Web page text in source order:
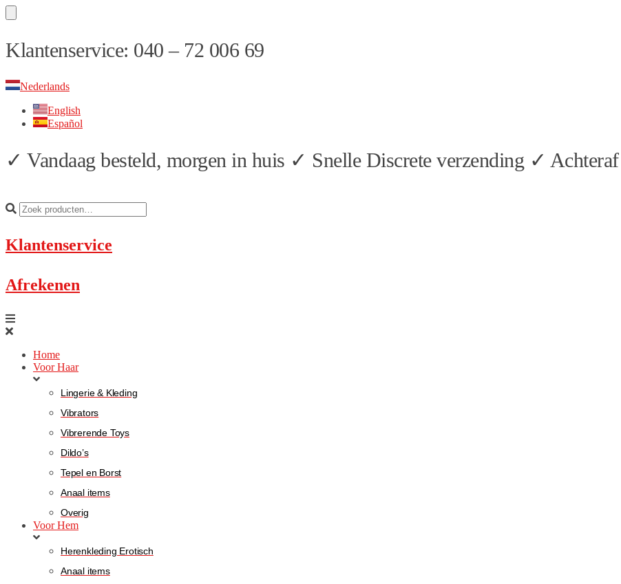
Skip
to
Skip
to
Klantenservice: 040 – 72 006 69
Nederlands
English
Español
✓ Vandaag besteld, morgen in huis ✓ Snelle Discrete verzending ✓
Klantenservice
Afrekenen
Home
Voor Haar
Lingerie & Kleding
Vibrators
Vibrerende Toys
Dildo’s
Tepel en Borst
Anaal items
Overig
Voor Hem
Herenkleding Erotisch
Anaal items